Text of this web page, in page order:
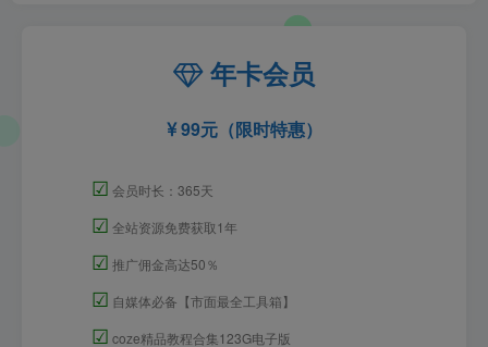
年卡会员
99元（限时特惠）
☑ 会员时长：365天
☑ 全站资源免费获取1年
☑ 推广佣金高达50％
☑ 自媒体必备【市面最全工具箱】
☑ coze精品教程合集123G电子版